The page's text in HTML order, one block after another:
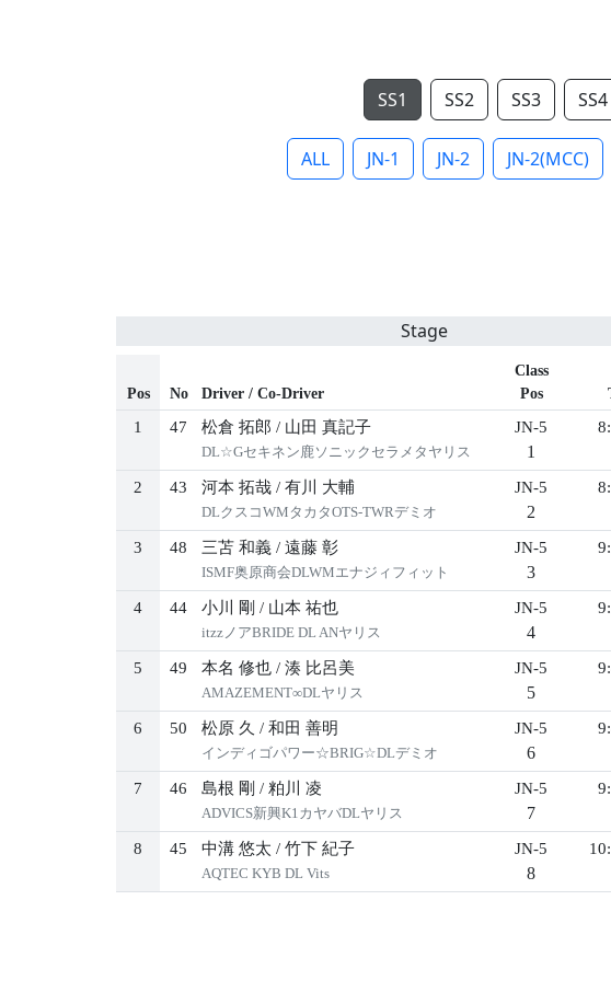
SS1 SS2 SS3 SS4
ALL JN-1 JN-2 JN-2(MCC)
Stage
Pos No Driver / Co-Driver
Class
Pos
1 47 松倉 拓郎 / 山田 真記子
DL☆Gセキネン鹿ソニックセラメタヤリス
JN-5
1
2 43 河本 拓哉 / 有川 大輔
DLクスコWMタカタOTS-TWRデミオ
JN-5
2
3 48 三苫 和義 / 遠藤 彰
ISMF奥原商会DLWMエナジィフィット
JN-5
3
4 44 小川 剛 / 山本 祐也
itzzノアBRIDE DL ANヤリス
JN-5
4
5 49 本名 修也 / 湊 比呂美
AMAZEMENT∞DLヤリス
JN-5
5
6 50 松原 久 / 和田 善明
インディゴパワー☆BRIG☆DLデミオ
JN-5
6
7 46 島根 剛 / 粕川 凌
ADVICS新興K1カヤバDLヤリス
JN-5
7
8 45 中溝 悠太 / 竹下 紀子
AQTEC KYB DL Vits
JN-5
8